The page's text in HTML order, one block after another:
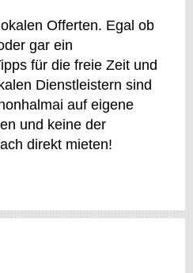
Offerten. Egal ob
gar ein
für die freie Zeit und
Dienstleistern sind
auf eigene
und keine der
direkt mieten!